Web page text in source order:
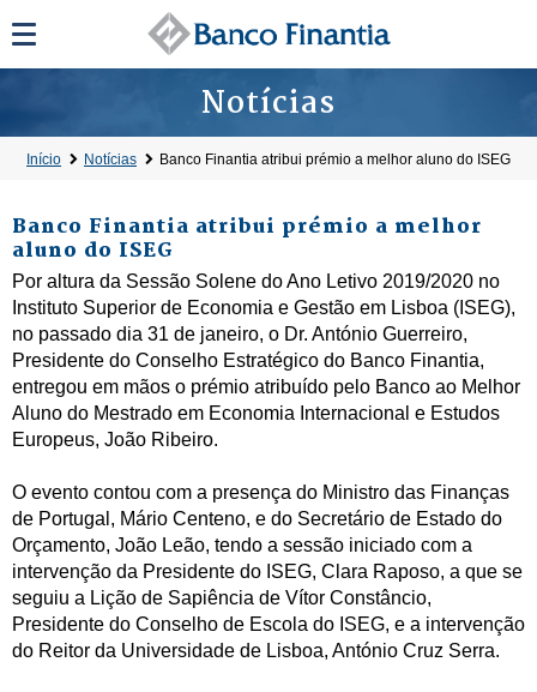
Notícias
Início Notícias Banco Finantia atribui prémio a melhor aluno do ISEG
Banco Finantia atribui prémio a melhor
aluno do ISEG
Por altura da Sessão Solene do Ano Letivo 2019/2020 no
Instituto Superior de Economia e Gestão em Lisboa (ISEG),
no passado dia 31 de janeiro, o Dr. António Guerreiro,
Presidente do Conselho Estratégico do Banco Finantia,
entregou em mãos o prémio atribuído pelo Banco ao Melhor
Aluno do Mestrado em Economia Internacional e Estudos
Europeus, João Ribeiro.
O evento contou com a presença do Ministro das Finanças
de Portugal, Mário Centeno, e do Secretário de Estado do
Orçamento, João Leão, tendo a sessão iniciado com a
intervenção da Presidente do ISEG, Clara Raposo, a que se
seguiu a Lição de Sapiência de Vítor Constâncio,
Presidente do Conselho de Escola do ISEG, e a intervenção
do Reitor da Universidade de Lisboa, António Cruz Serra.